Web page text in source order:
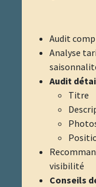
Audit
Analyse
Audit
Titre
visibilité
Conseils